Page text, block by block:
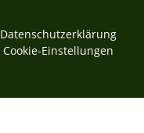
Datenschutzerklärung
Cookie-Einstellungen